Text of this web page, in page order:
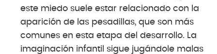
este miedo suele estar relacionado con la
aparición de las pesadillas, que son más
comunes en esta etapa del desarrollo. La
imaginación infantil sigue jugándole malas